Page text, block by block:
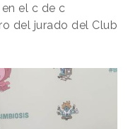
el c de c
del jurado del Club